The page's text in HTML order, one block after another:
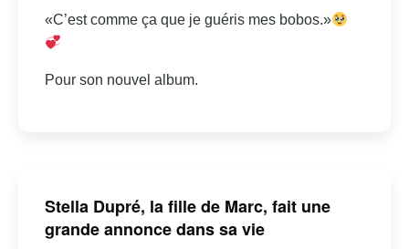
«C’est comme ça que je guéris mes bobos.»
Pour son nouvel album.
Stella Dupré, la fille de Marc, fait une
grande annonce dans sa vie